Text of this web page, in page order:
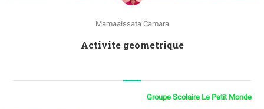
Mamaaissata Camara
Activite geometrique
Groupe Scolaire Le Petit Monde